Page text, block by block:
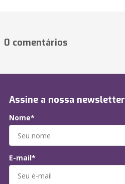
0 comentários
Assine a nossa newsletter
Nome*
E-mail*